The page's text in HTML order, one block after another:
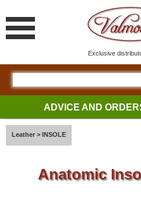
Exclusive
ADVICE AND
Leather > INSOLE
Anatomic